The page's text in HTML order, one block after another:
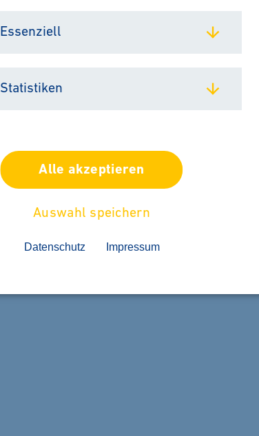
Essenziell
Statistiken
Alle akzeptieren
Auswahl speichern
Datenschutz Impressum